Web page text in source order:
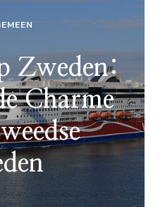
Zweden:
Charme